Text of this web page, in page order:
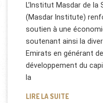
L’Institut Masdar de la
(Masdar Institute)
soutien à une
soutenant ainsi la
Emirats en générant
développement du
la
LIRE LA SUITE